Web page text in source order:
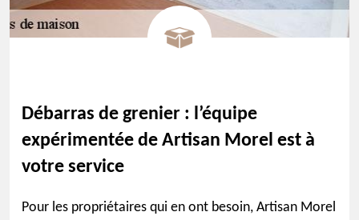
Débarras de grenier : l’équipe
expérimentée de Artisan Morel est à
votre service
Pour les propriétaires qui en ont besoin, Artisan Morel